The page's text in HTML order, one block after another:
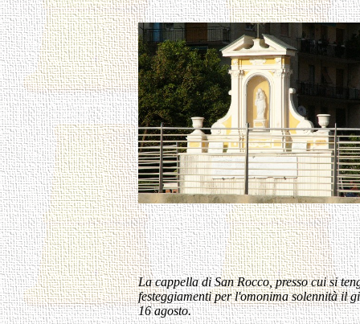
La cappella di San Rocco, presso cui si
festeggiamenti per l'omonima solennità il
16 agosto.